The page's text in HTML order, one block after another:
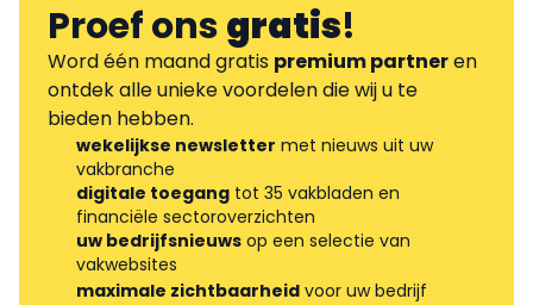
Proef onsgratis!
Word één maand gratis premium partneren
ontdek alle unieke voordelen die wij u te
bieden hebben.
wekelijkse newsletter met nieuws uit uw
vakbranche
digitale toegang tot 35 vakbladen en
financiële sectoroverzichten
uw bedrijfsnieuws op een selectie van
vakwebsites
maximale zichtbaarheid voor uw bedrijf